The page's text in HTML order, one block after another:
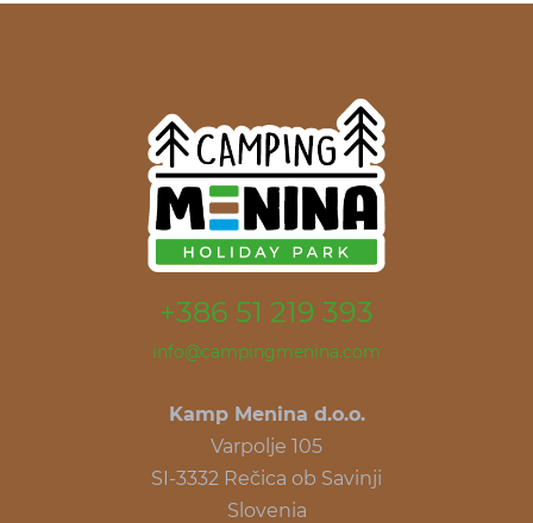
+386 51 219 393
info@campingmenina.com
Kamp Menina d.o.o.
Varpolje 105
SI-3332 Rečica ob Savinji
Slovenia